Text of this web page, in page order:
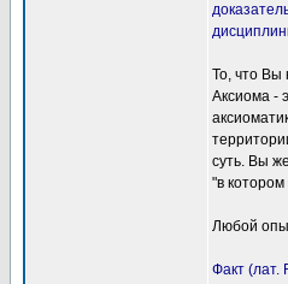
То, что Вы
Аксиома -
суть. Вы
"в котором
Любой
Факт